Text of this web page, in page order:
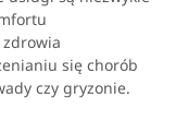
się chorób
czy gryzonie.